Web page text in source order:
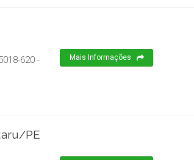
620 -
Mais Informações
PE